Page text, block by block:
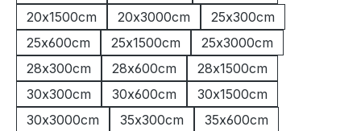
20x1500cm
20x3000cm
25x300cm
25x600cm
25x1500cm
25x3000cm
28x300cm
28x600cm
28x1500cm
30x300cm
30x600cm
30x1500cm
30x3000cm
35x300cm
35x600cm